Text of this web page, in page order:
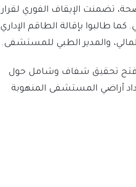
تضمنت الإيقاف الفوري لقرار
طالبوا بإقالة الطاقم الإداري
والمدير الطبي للمستشفى.
فتح تحقيق شفاف وشامل حول
أراضي المستشفى المنهوبة